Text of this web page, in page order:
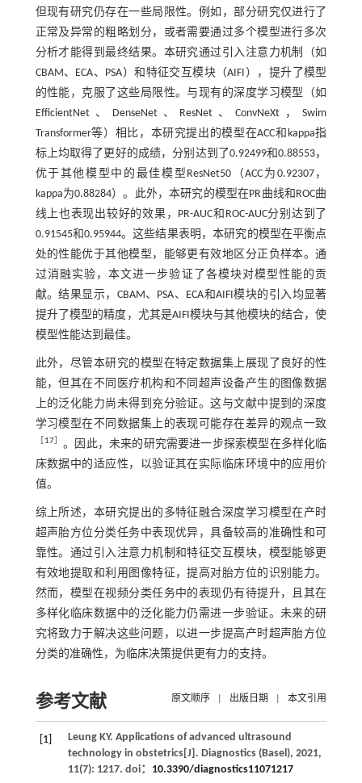
但现有研究仍存在一些局限性。例如，部分研究仅进行了
正常及异常的粗略划分，或者需要通过多个模型进行多次
分析才能得到最终结果。本研究通过引入注意力机制（如
CBAM、ECA、PSA）和特征交互模块（AIFI），提升了模型
的性能，克服了这些局限性。与现有的深度学习模型（如
EfficientNet、DenseNet、ResNet、ConvNeXt，Swim
Transformer等）相比，本研究提出的模型在ACC和kappa指
标上均取得了更好的成绩，分别达到了0.92499和0.88553，
优于其他模型中的最佳模型ResNet50（ACC为0.92307，
kappa为0.88284）。此外，本研究的模型在PR曲线和ROC曲
线上也表现出较好的效果，PR-AUC和ROC-AUC分别达到了
0.91545和0.95944。这些结果表明，本研究的模型在平衡点
处的性能优于其他模型，能够更有效地区分正负样本。通
过消融实验，本文进一步验证了各模块对模型性能的贡
献。结果显示，CBAM、PSA、ECA和AIFI模块的引入均显著
提升了模型的精度，尤其是AIFI模块与其他模块的结合，使
模型性能达到最佳。
此外，尽管本研究的模型在特定数据集上展现了良好的性
能，但其在不同医疗机构和不同超声设备产生的图像数据
上的泛化能力尚未得到充分验证。这与文献中提到的深度
学习模型在不同数据集上的表现可能存在差异的观点一致
17］ 。因此，未来的研究需要进一步探索模型在多样化临
床数据中的适应性，以验证其在实际临床环境中的应用价
值。
综上所述，本研究提出的多特征融合深度学习模型在产时
超声胎方位分类任务中表现优异，具备较高的准确性和可
靠性。通过引入注意力机制和特征交互模块，模型能够更
有效地提取和利用图像特征，提高对胎方位的识别能力。
然而，模型在视频分类任务中的表现仍有待提升，且其在
多样化临床数据中的泛化能力仍需进一步验证。未来的研
究将致力于解决这些问题，以进一步提高产时超声胎方位
分类的准确性，为临床决策提供更有力的支持。
参考文献 原文顺序 出版日期 本文引用
[1] Leung KY. Applications of advanced ultrasound
technology in obstetrics[J]. Diagnostics (Basel), 2021,
11(7): 1217. doi： 10.3390/diagnostics11071217